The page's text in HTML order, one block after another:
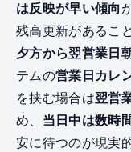
は反映が早い傾向
残高更新があるこ
夕方から翌営業日
テムの営業日カレ
を挟む場合は翌営
め、 当日中は数時
安に待つのが現実